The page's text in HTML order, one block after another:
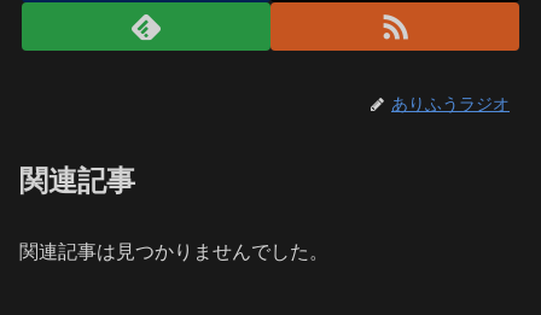
ありふうラジオ
関連記事
関連記事は見つかりませんでした。